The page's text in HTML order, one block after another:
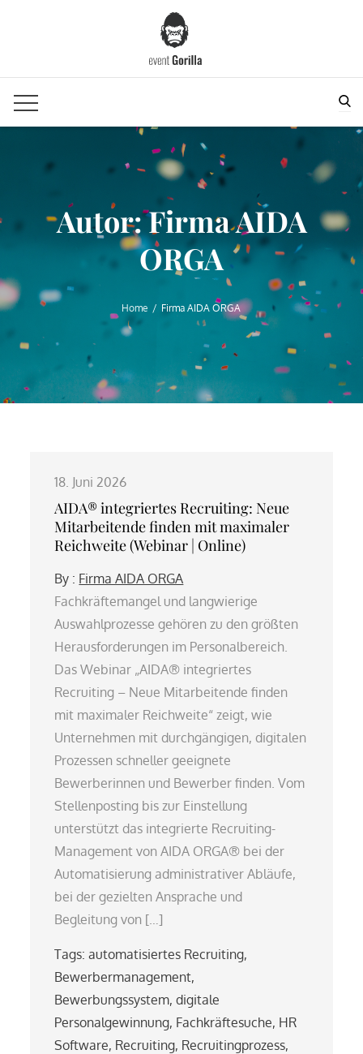
Autor:Firma AIDA
ORGA
Home Firma AIDA ORGA
18. Juni 2026
AIDA® integriertes Recruiting: Neue
Mitarbeitende finden mit maximaler
Reichweite (Webinar | Online)
By : Firma AIDA ORGA
Fachkräftemangel und langwierige
Auswahlprozesse gehören zu den größten
Herausforderungen im Personalbereich.
Das Webinar „AIDA® integriertes
Recruiting – Neue Mitarbeitende finden
mit maximaler Reichweite“ zeigt, wie
Unternehmen mit durchgängigen, digitalen
Prozessen schneller geeignete
Bewerberinnen und Bewerber finden. Vom
Stellenposting bis zur Einstellung
unterstützt das integrierte Recruiting-
Management von AIDA ORGA® bei der
Automatisierung administrativer Abläufe,
bei der gezielten Ansprache und
Begleitung von […]
Tags:automatisiertes Recruiting,
Bewerbermanagement,
Bewerbungssystem,digitale
Personalgewinnung, Fachkräftesuche, HR
Software, Recruiting, Recruitingprozess,